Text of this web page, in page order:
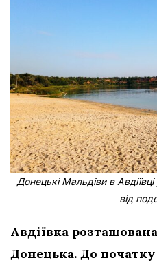
Донецькі Мальдіви в
від
Авдіївка
Донецька. До